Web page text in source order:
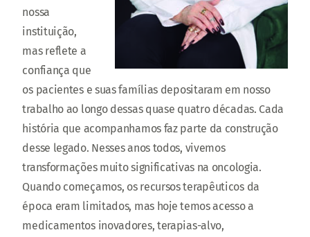
nossa
instituição,
mas reflete a
confiança que
os pacientes e suas famílias depositaram em nosso
trabalho ao longo dessas quase quatro décadas. Cada
história que acompanhamos faz parte da construção
desse legado. Nesses anos todos, vivemos
transformações muito significativas na oncologia.
Quando começamos, os recursos terapêuticos da
época eram limitados, mas hoje temos acesso a
medicamentos inovadores, terapias-alvo,